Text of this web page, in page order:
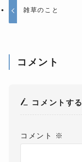
雑草のこと
コメント
コメントする
コメント ※